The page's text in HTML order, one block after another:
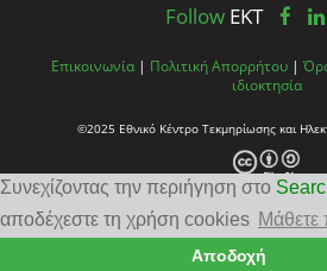
Συνεχίζοντας την περιήγηση στο
αποδέχεστε τη χρήση cookies Μάθετε
Αποδοχή
Follow EKT
Επικοινωνία | Πολιτική Απορρήτου |
ιδιοκτησία
©2025 Εθνικό Κέντρο Τεκμηρίωσης και